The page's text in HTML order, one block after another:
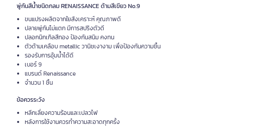
พู่กันสีน้ำชนิดกลม RENAISSANCE ด้ามสีเขียว No.9
ขนแปรงผลิตจากใยสังเคราะห์ คุณภาพดี
ปลายพู่กันไม่แตก มีการสปริงตัวดี
ปลอกนิกเกิลสีทอง ป้องกันสนิม คงทน
ตัวด้ามเคลือบ metallic วานิชเงางาม เพื่อป้องกันความชื้น
รองรับการอุ้มน้ำได้ดี
เบอร์ 9
แบรนด์ Renaissance
จำนวน 1 ชิ้น
ข้อควรระวัง
หลีกเลี่ยงความร้อนและเปลวไฟ
หลังการใช้งานควรทำความสะอาดทุกครั้ง